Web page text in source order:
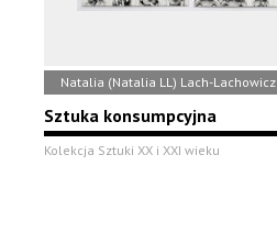
Natalia (Natalia LL) Lach-Lachowicz
Sztuka konsumpcyjna
Kolekcja Sztuki XX i XXI wieku